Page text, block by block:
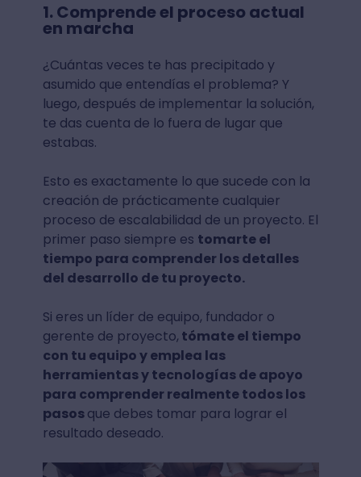
1. Comprende el proceso actual
en marcha
¿Cuántas veces te has precipitado y
asumido que entendías el problema? Y
luego, después de implementar la solución,
te das cuenta de lo fuera de lugar que
estabas.
Esto es exactamente lo que sucede con la
creación de prácticamente cualquier
proceso de escalabilidad de un proyecto. El
primer paso siempre es tomarte el
tiempo para comprender los detalles
del desarrollo de tu proyecto.
Si eres un líder de equipo, fundador o
gerente de proyecto, tómate el tiempo
con tu equipo y emplea las
herramientas y tecnologías de apoyo
para comprender realmente todos los
pasosque debes tomar para lograr el
resultado deseado.